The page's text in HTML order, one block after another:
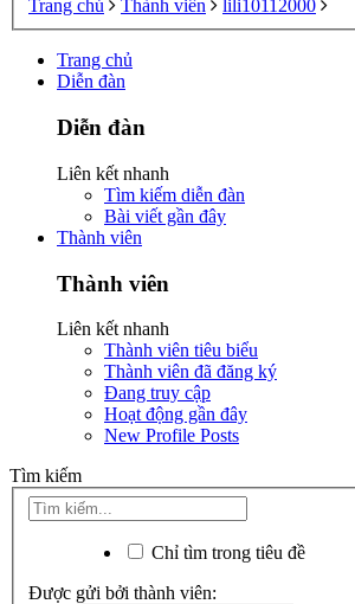
Trang chủ
Thành viên lili10112000
Trang chủ
Diễn đàn
Diễn đàn
Liên kết nhanh
Tìm kiếm diễn đàn
Bài viết gần đây
Thành viên
Thành viên
Liên kết nhanh
Thành viên tiêu biểu
Thành viên đã đăng ký
Đang truy cập
Hoạt động gần đây
New Profile Posts
Tìm kiếm
Chỉ tìm trong tiêu đề
Được gửi bởi thành viên: